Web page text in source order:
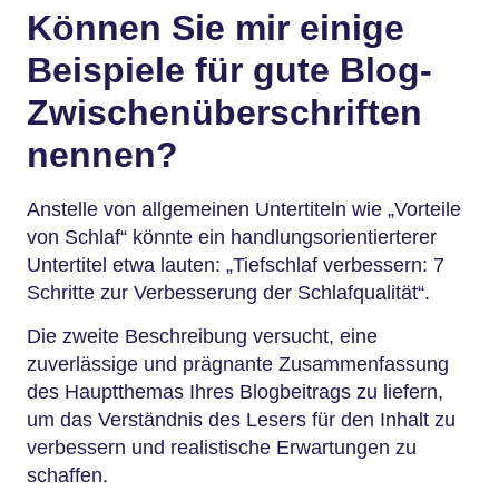
Können Sie mir einige
Beispiele für gute Blog-
Zwischenüberschriften
nennen?
Anstelle von allgemeinen Untertiteln wie „Vorteile
von Schlaf“ könnte ein handlungsorientierterer
Untertitel etwa lauten: „Tiefschlaf verbessern: 7
Schritte zur Verbesserung der Schlafqualität“.
Die zweite Beschreibung versucht, eine
zuverlässige und prägnante Zusammenfassung
des Hauptthemas Ihres Blogbeitrags zu liefern,
um das Verständnis des Lesers für den Inhalt zu
verbessern und realistische Erwartungen zu
schaffen.